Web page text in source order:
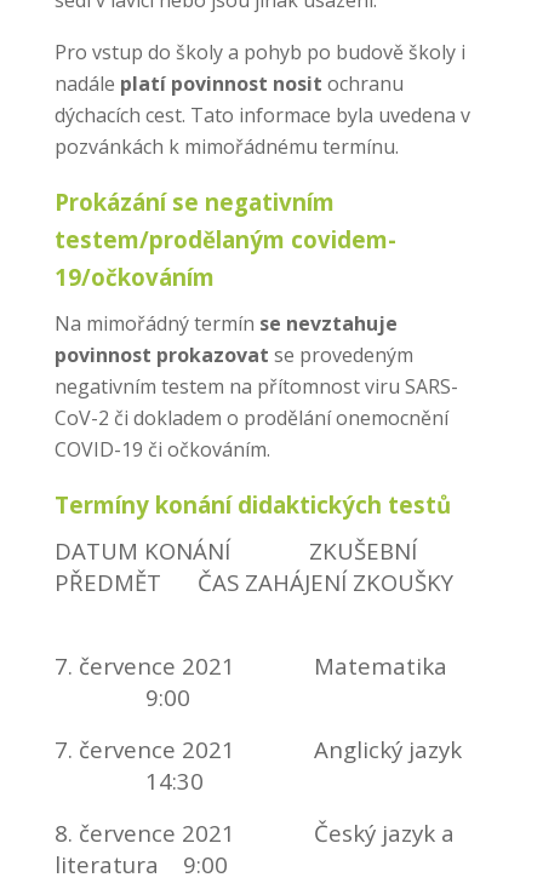
Pro vstup do školy a pohyb po budově školy i
nadále platí povinnost nosit ochranu
dýchacích cest. Tato informace byla uvedena v
pozvánkách k mimořádnému termínu.
Prokázání se negativním
testem/prodělaným covidem-
19/očkováním
Na mimořádný termín se nevztahuje
povinnost prokazovat se provedeným
negativním testem na přítomnost viru SARS-
CoV-2 či dokladem o prodělání onemocnění
COVID-19 či očkováním.
Termíny konání didaktických testů
DATUM KONÁNÍ ZKUŠEBNÍ
PŘEDMĚT ČAS ZAHÁJENÍ ZKOUŠKY
7. července 2021 Matematika
9:00
7. července 2021 Anglický jazyk
14:30
8. července 2021 Český jazyk a
literatura 9:00